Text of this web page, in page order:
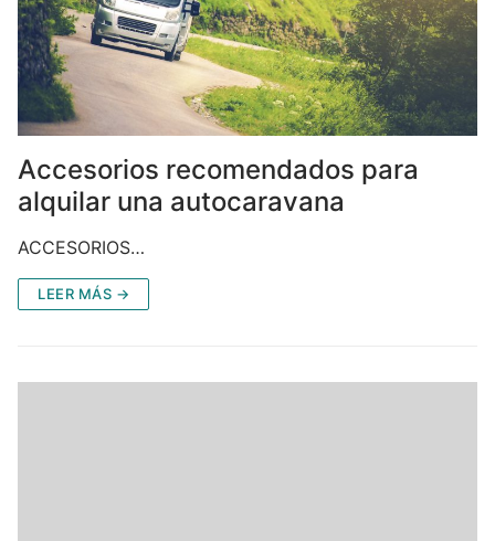
Accesorios recomendados para
alquilar una autocaravana
ACCESORIOS…
LEER MÁS →